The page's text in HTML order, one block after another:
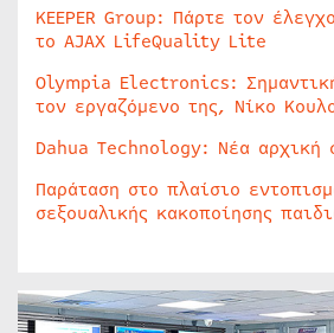
KEEPER Group: Πάρτε τον
το AJAX LifeQuality Lite
Olympia Electronics:
τον εργαζόμενο της, Νίκο
Dahua Technology: Νέα αρχική
Παράταση στο πλαίσιο
σεξουαλικής κακοποίησης